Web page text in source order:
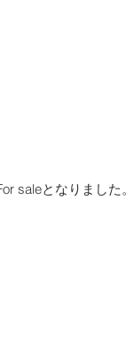
saleとなりました。